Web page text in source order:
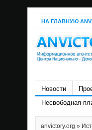
НА ГЛАВНУЮ
Новости
Несвободная
anvictory.org »